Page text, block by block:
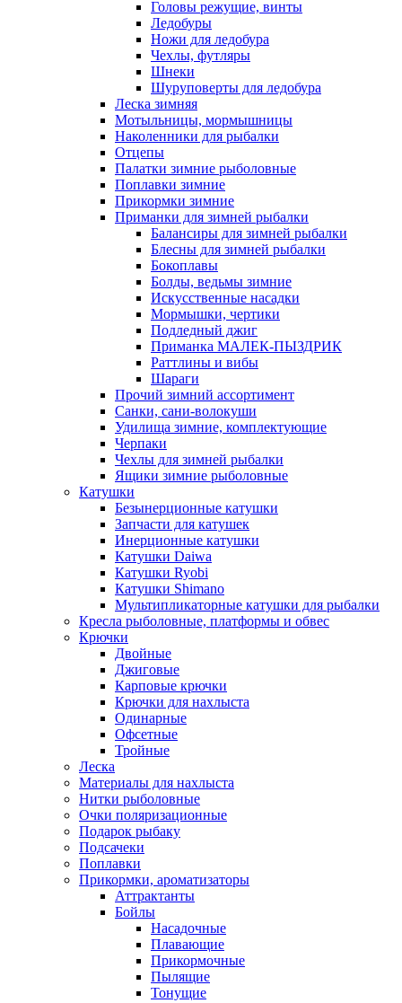
Головы режущие, винты
Ледобуры
Ножи для ледобура
Чехлы, футляры
Шнеки
Шуруповерты для ледобура
Леска зимняя
Мотыльницы, мормышницы
Наколенники для рыбалки
Отцепы
Палатки зимние рыболовные
Поплавки зимние
Прикормки зимние
Приманки для зимней рыбалки
Балансиры для зимней рыбалки
Блесны для зимней рыбалки
Бокоплавы
Болды, ведьмы зимние
Искусственные насадки
Мормышки, чертики
Подледный джиг
Приманка МАЛЕК-ПЫЗДРИК
Раттлины и вибы
Шараги
Прочий зимний ассортимент
Санки, сани-волокуши
Удилища зимние, комплектующие
Черпаки
Чехлы для зимней рыбалки
Ящики зимние рыболовные
Катушки
Безынерционные катушки
Запчасти для катушек
Инерционные катушки
Катушки Daiwa
Катушки Ryobi
Катушки Shimano
Мультипликаторные катушки для рыбалки
Кресла рыболовные, платформы и обвес
Крючки
Двойные
Джиговые
Карповые крючки
Крючки для нахлыста
Одинарные
Офсетные
Тройные
Леска
Материалы для нахлыста
Нитки рыболовные
Очки поляризационные
Подарок рыбаку
Подсачеки
Поплавки
Прикормки, ароматизаторы
Аттрактанты
Бойлы
Насадочные
Плавающие
Прикормочные
Пылящие
Тонущие